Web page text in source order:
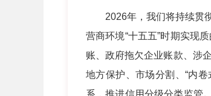
2026年，我们将持续贯彻
营商环境“十五五”时期实现
账、政府拖欠企业账款、涉
地方保护、市场分割、“内
系，推进信用分级分类监管